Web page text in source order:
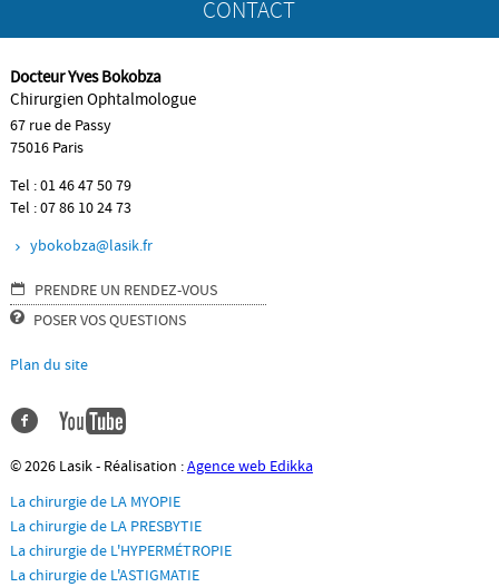
CONTACT
Docteur Yves Bokobza
Chirurgien Ophtalmologue
67 rue de Passy
75016 Paris
Tel : 01 46 47 50 79
Tel : 07 86 10 24 73
ybokobza@lasik.fr
PRENDRE UN RENDEZ-VOUS
POSER VOS QUESTIONS
Plan du site
© 2026 Lasik - Réalisation :Agence web Edikka
La chirurgie de LA MYOPIE
La chirurgie de LA PRESBYTIE
La chirurgie de L'HYPERMÉTROPIE
La chirurgie de L'ASTIGMATIE